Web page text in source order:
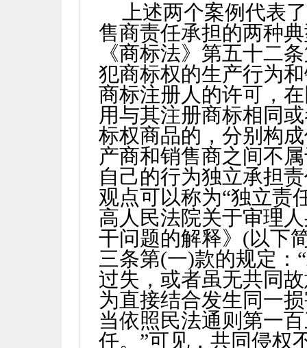
上述两个案例代表
售商责任承担的两种
《商标法》第五十二
犯商标权的生产行为
商标注册人的许可，
用与其注册商标相同
标权商品的，分别构
产商和销售商之间不
自己的行为独立承担
观点可以称为“独立责
高人民法院关于审理
干问题的解释》 (以下
三条第(一)款的规定：
过失，或者虽无共同
为直接结合发生同一
当依照民法通则第一
任。”可见，共同侵权